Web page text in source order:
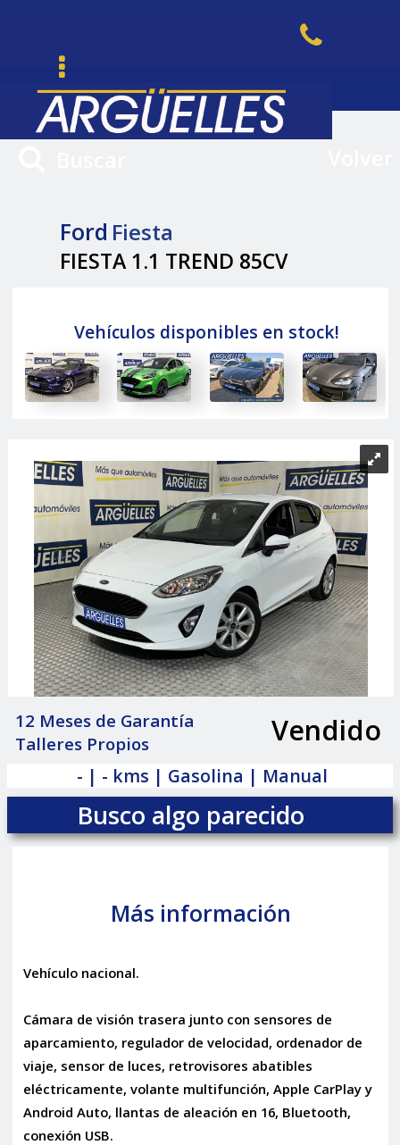
Ford Fiesta
FIESTA 1.1 TREND 85CV
Vehículos disponibles en stock!
12 Meses de Garantía
Talleres Propios
Vendido
- | - kms | Gasolina | Manual
Busco algo parecido
Más información
Vehículo nacional.
Cámara de visión trasera junto con sensores de
aparcamiento, regulador de velocidad, ordenador de
viaje, sensor de luces, retrovisores abatibles
eléctricamente, volante multifunción, Apple CarPlay y
Android Auto, llantas de aleación en 16, Bluetooth,
conexión USB.